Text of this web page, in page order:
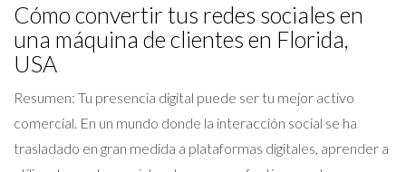
Cómo convertir tus redes sociales en
una máquina de clientes en Florida,
USA
Resumen: Tu presencia digital puede ser tu mejor activo
comercial. En un mundo donde la interacción social se ha
trasladado en gran medida a plataformas digitales, aprender a